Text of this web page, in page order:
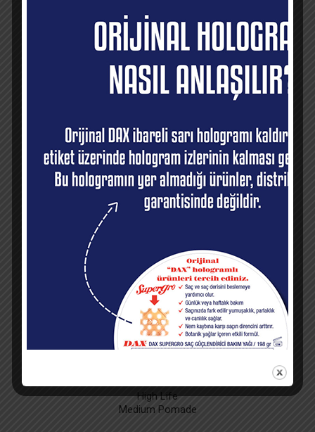
ÜRÜNLER
High Life
Light Pomade
High Life
Medium Pomade